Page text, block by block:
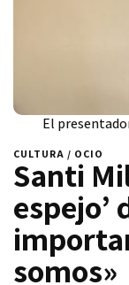
El
CULTURA / OCIO
Santi
espejo’
somos»